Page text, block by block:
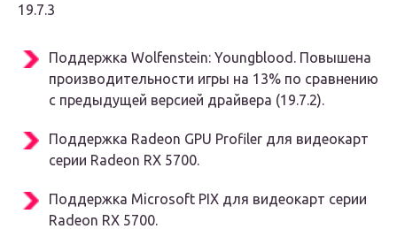
19.7.3
Поддержка Wolfenstein: Youngblood. Повышена
производительности игры на 13% по сравнению
с предыдущей версией драйвера (19.7.2).
Поддержка Radeon GPU Profiler для видеокарт
серии Radeon RX 5700.
Поддержка Microsoft PIX для видеокарт серии
Radeon RX 5700.